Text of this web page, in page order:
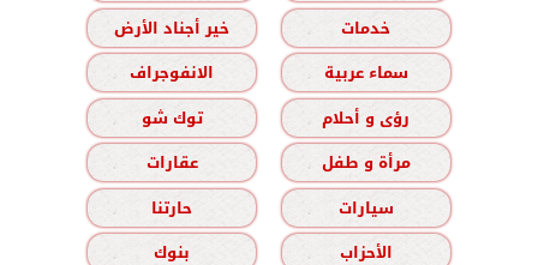
خدمات
خير أجناد الأرض
سماء عربية
الانفوجراف
رؤى و أحلام
توك شو
مرأة و طفل
عقارات
سيارات
حارتنا
الأحزاب
بنوك